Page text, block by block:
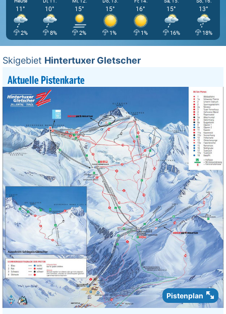
11°
2%
10°
8%
15°
2%
15°
1%
16°
1%
15°
16%
13°
18%
Skigebiet Hintertuxer Gletscher
Aktuelle Pistenkarte
Pistenplan